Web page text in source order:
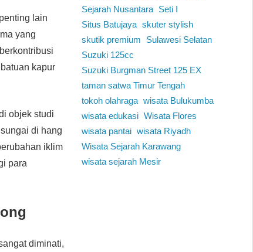
lain
yang
kapur
objek studi
di hang
iklim
para
diminati,
Sejarah Nusantara
Seti I
Situs Batujaya skuter stylish
skutik premium
Sulawesi Selatan
Suzuki 125cc
Suzuki Burgman Street 125 EX
taman satwa Timur Tengah
tokoh olahraga wisata Bulukumba
wisata edukasi Wisata Flores
wisata pantai wisata Riyadh
Wisata Sejarah Karawang
wisata sejarah Mesir